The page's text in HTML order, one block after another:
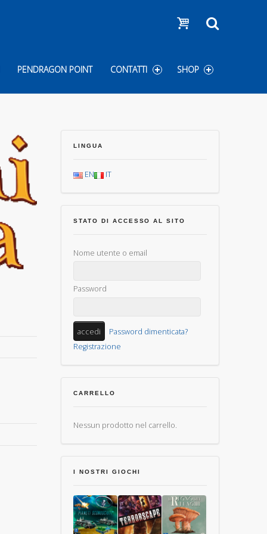
Show cart
PENDRAGON POINT CONTATTI SHOP
LINGUA
EN IT
STATO DI ACCESSO AL SITO
Nome utente o email
Password
Password dimenticata?
Registrazione
CARRELLO
Nessun prodotto nel carrello.
I NOSTRI GIOCHI